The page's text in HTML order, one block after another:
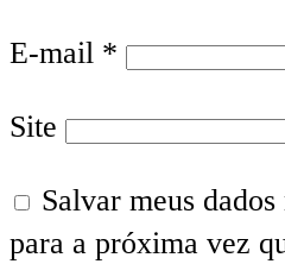
E-mail *
Site
Salvar meus
para a próxima vez